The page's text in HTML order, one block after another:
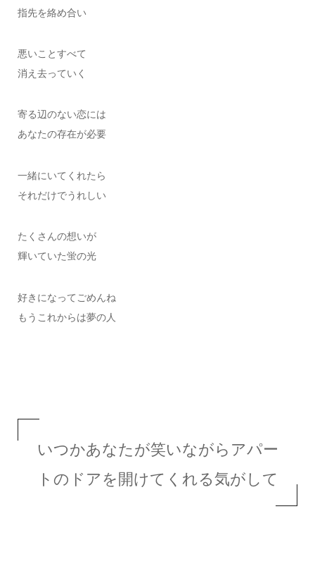
指先を絡め合い
悪いことすべて
消え去っていく
寄る辺のない恋には
あなたの存在が必要
一緒にいてくれたら
それだけでうれしい
たくさんの想いが
輝いていた蛍の光
好きになってごめんね
もうこれからは夢の人
いつかあなたが笑いながらアパー
トのドアを開けてくれる気がして